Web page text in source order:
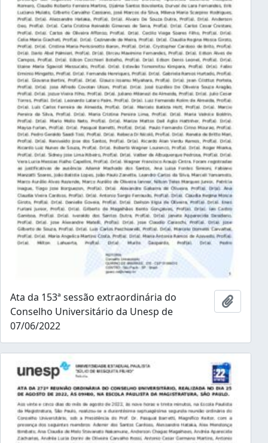
Ata da 153ª sessão extraordinária do
Conselho Universitário da Unesp de
07/06/2022
Añadir